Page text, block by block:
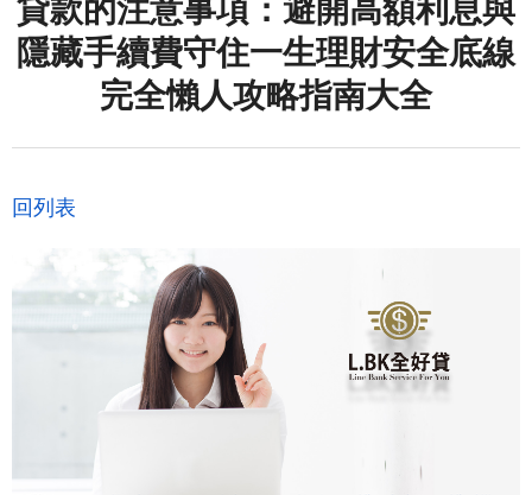
貸款的注意事項：避開高額利息與
隱藏手續費守住一生理財安全底線
完全懶人攻略指南大全
回列表